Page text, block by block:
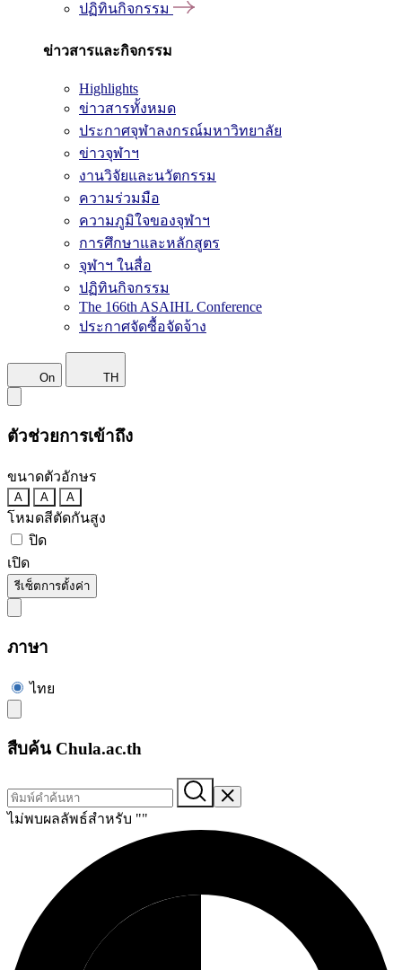
ปฏิทินกิจกรรม
ข่าวสารและกิจกรรม
Highlights
ข่าวสารทั้งหมด
ประกาศจุฬาลงกรณ์มหาวิทยาลัย
ข่าวจุฬาฯ
งานวิจัยและนวัตกรรม
ความร่วมมือ
ความภูมิใจของจุฬาฯ
การศึกษาและหลักสูตร
จุฬาฯ ในสื่อ
ปฏิทินกิจกรรม
The 166th ASAIHL Conference
ประกาศจัดซื้อจัดจ้าง
On TH
ตัวช่วยการเข้าถึง
ขนาดตัวอักษร
A A A
โหมดสีตัดกันสูง
ปิด
เปิด
รีเซ็ตการตั้งค่า
ภาษา
ไทย
สืบค้น Chula.ac.th
ไม่พบผลลัพธ์สำหรับ ""